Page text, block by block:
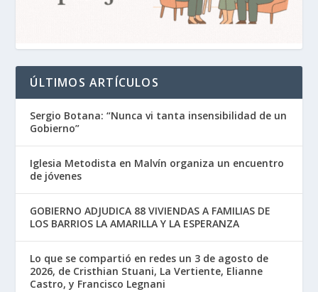
ÚLTIMOS ARTÍCULOS
Sergio Botana: “Nunca vi tanta insensibilidad de un
Gobierno”
Iglesia Metodista en Malvín organiza un encuentro
de jóvenes
GOBIERNO ADJUDICA 88 VIVIENDAS A FAMILIAS DE
LOS BARRIOS LA AMARILLA Y LA ESPERANZA
Lo que se compartió en redes un 3 de agosto de
2026, de Cristhian Stuani, La Vertiente, Elianne
Castro, y Francisco Legnani